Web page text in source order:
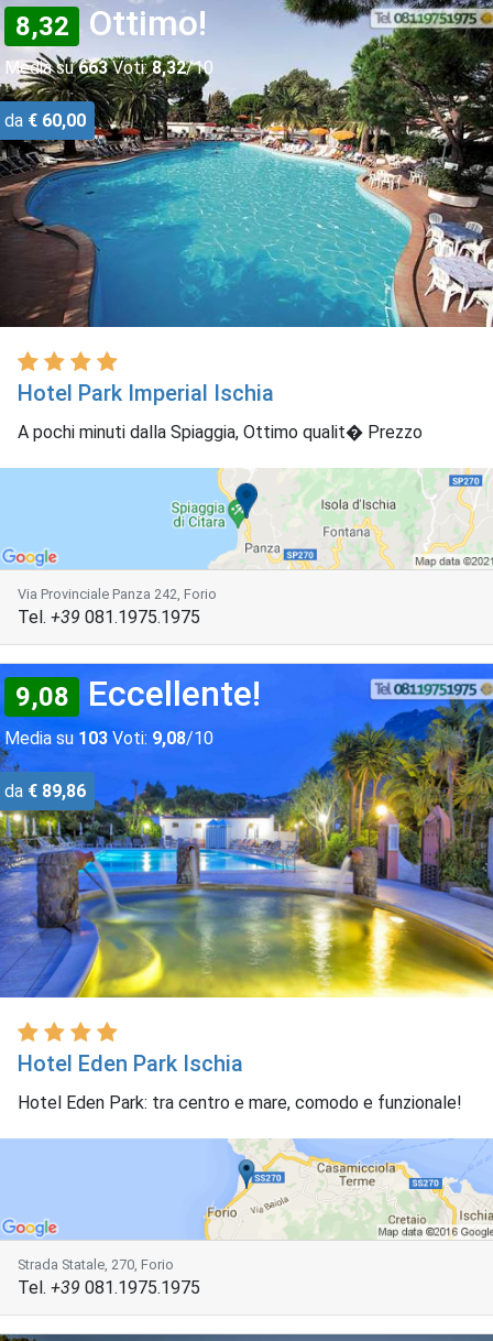
8,32 Ottimo!
Media su663Voti: 8,32/10
da € 60,00
Hotel Park Imperial Ischia
A pochi minuti dalla Spiaggia, Ottimo qualit� Prezzo
Via Provinciale Panza 242, Forio
Tel. +39 081.1975.1975
9,08 Eccellente!
Media su 103 Voti: 9,08/10
da € 89,86
Hotel Eden Park Ischia
Hotel Eden Park: tra centro e mare, comodo e funzionale!
Strada Statale, 270, Forio
Tel. +39 081.1975.1975